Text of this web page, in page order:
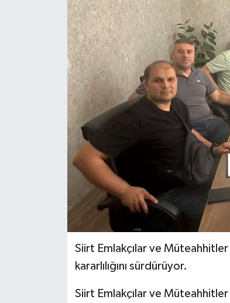
Siirt Emlakçılar ve Müteahhitler
kararlılığını sürdürüyor.
Siirt Emlakçılar ve